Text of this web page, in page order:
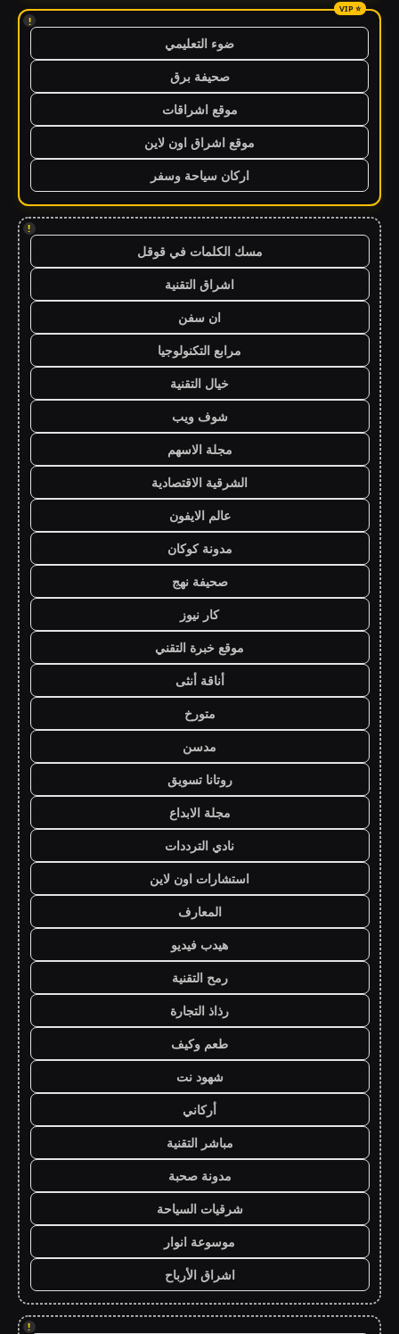
!
ضوء التعليمي
صحيفة برق
موقع اشراقات
موقع اشراق اون لاين
اركان سياحة وسفر
!
مسك الكلمات في قوقل
اشراق التقنية
ان سفن
مرابع التكنولوجيا
خيال التقنية
شوف ويب
مجلة الاسهم
الشرقية الاقتصادية
عالم الايفون
مدونة كوكان
صحيفة نهج
كار نيوز
موقع خبرة التقني
أناقة أنثى
متورخ
مدسن
روتانا تسويق
مجلة الابداع
نادي الترددات
استشارات اون لاين
المعارف
هيدب فيديو
رمح التقنية
رذاذ التجارة
طعم وكيف
شهود نت
أركاني
مباشر التقنية
مدونة صحبة
شرقيات السياحة
موسوعة انوار
اشراق الأرباح
!